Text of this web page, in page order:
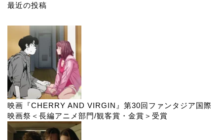
最近の投稿
映画『CHERRY AND VIRGIN』第30回ファンタジア国際
映画祭＜長編アニメ部門/観客賞・金賞＞受賞